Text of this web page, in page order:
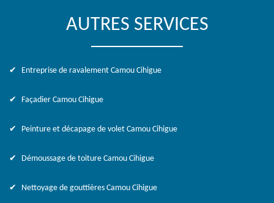
AUTRES SERVICES
Entreprise de ravalement Camou Cihigue
Façadier Camou Cihigue
Peinture et décapage de volet Camou Cihigue
Démoussage de toiture Camou Cihigue
Nettoyage de gouttières Camou Cihigue